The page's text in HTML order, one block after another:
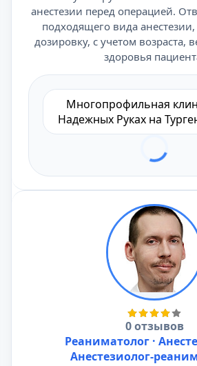
анестезии перед операцией.
подходящего вида
дозировку, с учетом возраста,
здоровья
Многопрофильная
Надежных Руках на
0 отзывов
Реаниматолог ·
Анестезиолог-